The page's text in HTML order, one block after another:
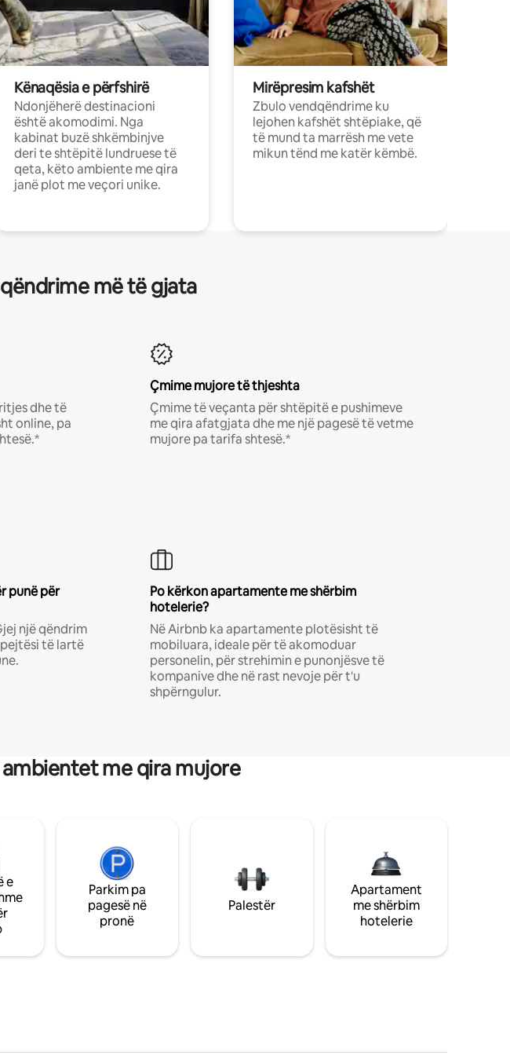
Kënaqësia e përfshirë
Ndonjëherë destinacioni
është akomodimi. Nga
kabinat buzë shkëmbinjve
deri te shtëpitë lundruese të
qeta, këto ambiente me qira
janë plot me veçori unike.
Mirëpresim kafshët
Zbulo vendqëndrime ku
lejohen kafshët shtëpiake, që
të mund ta marrësh me vete
mikun tënd me katër këmbë.
më të gjata
dhe të
online, pa
Çmime mujore të thjeshta
Çmime të veçanta për shtëpitë e pushimeve
me qira afatgjata dhe me një pagesë të vetme
mujore pa tarifa shtesë.*
punë për
një qëndrim
të lartë
Po kërkon apartamente me shërbim
hotelerie?
Në Airbnb ka apartamente plotësisht të
mobiluara, ideale për të akomoduar
personelin, për strehimin e punonjësve të
kompanive dhe në rast nevoje për t'u
shpërngulur.
me qira mujore
e
Parkim pa
pagesë në
pronë
Palestër
Apartament
me shërbim
hotelerie